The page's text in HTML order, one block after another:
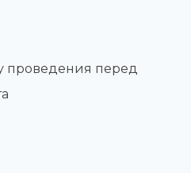
проведения перед